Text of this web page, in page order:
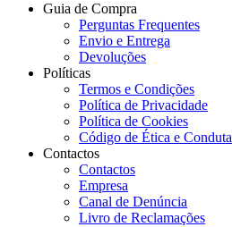
Guia de Compra
Perguntas Frequentes
Envio e Entrega
Devoluções
Políticas
Termos e Condições
Política de Privacidade
Política de Cookies
Código de Ética e Conduta
Contactos
Contactos
Empresa
Canal de Denúncia
Livro de Reclamações